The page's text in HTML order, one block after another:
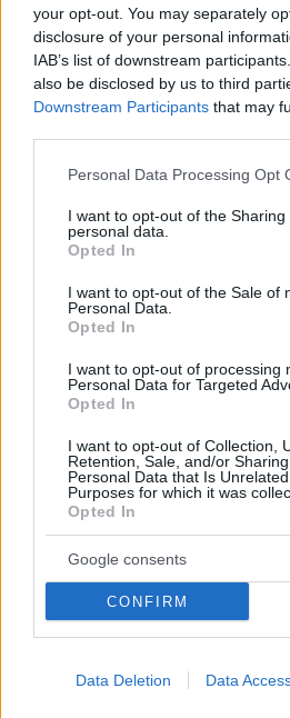
your opt-out. You may separately
disclosure of your personal
IAB’s list of downstream
also be disclosed by us to third
Downstream Participants that may
Please note that this website/app
not limited to your visit or usage
grant or deny consent to Google
use your data for below specified
consent section.
Personal Data Processing Opt
I want to opt-out of the Sharing
personal data.
Opted In
I want to opt-out of the Sale of
Personal Data.
Opted In
I want to opt-out of processing
Personal Data for Targeted
Opted In
I want to opt-out of Collection,
Retention, Sale, and/or
Personal Data that Is
Purposes for which it was
Opted In
Google consents
CONFIRM
Data Deletion Data
budapest #category events in hungary
Hungary #New Years Eve
Leave a Reply
Your email address will not be published.
*
Website
Add Comment*
Save my name, email and website
next time I comment.
Post Comment